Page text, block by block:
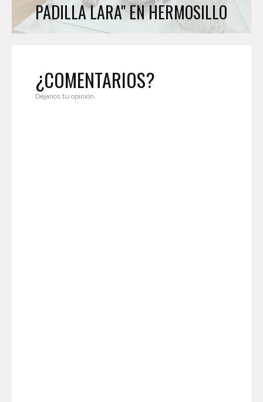
PADILLA LARA" EN HERMOSILLO
¿COMENTARIOS?
Déjanos tu opinión.